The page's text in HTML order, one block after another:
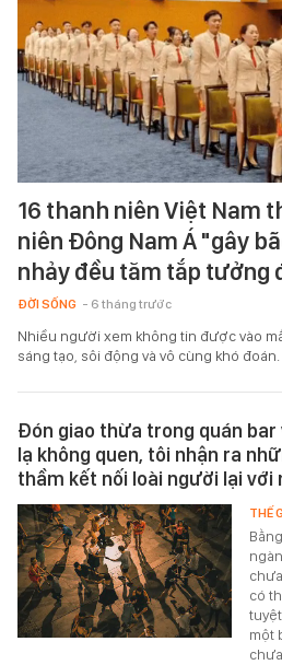
16 thanh niên Việt Nam
niên Đông Nam Á "gây
nhảy đều tăm tắp tưởng
ĐỜI SỐNG - 6 tháng trước
Nhiều người xem không tin được vào
sáng tạo, sôi động và vô cùng khó đoán.
Đón giao thừa trong quán
lạ không quen, tôi nhận ra
thầm kết nối loài người lại với
có
một
THẾ